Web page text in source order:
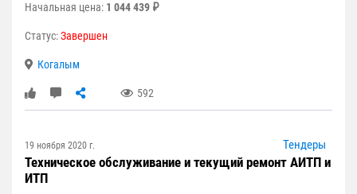
Начальная цена: 1 044 439 ₽
Статус:Завершен
Когалым
592
19 ноября 2020 г. Тендеры
Техническое обслуживание и текущий ремонт АИТП и
ИТП